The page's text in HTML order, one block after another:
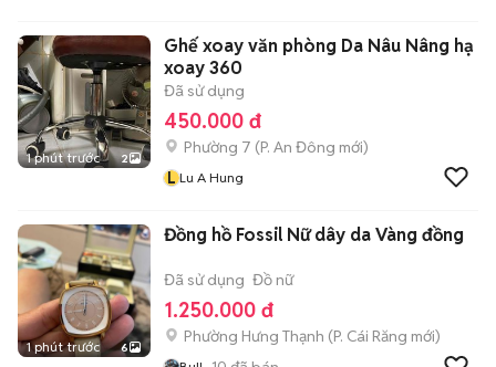
1 phút trước 2
Ghế xoay văn phòng Da Nâu Nâng hạ
xoay 360
Đã sử dụng
450.000 đ
Phường 7 (P. An Đông mới)
L Lu A Hung
1 phút trước 6
Đồng hồ Fossil Nữ dây da Vàng đồng
Đã sử dụng Đồ nữ
1.250.000 đ
Phường Hưng Thạnh (P. Cái Răng mới)